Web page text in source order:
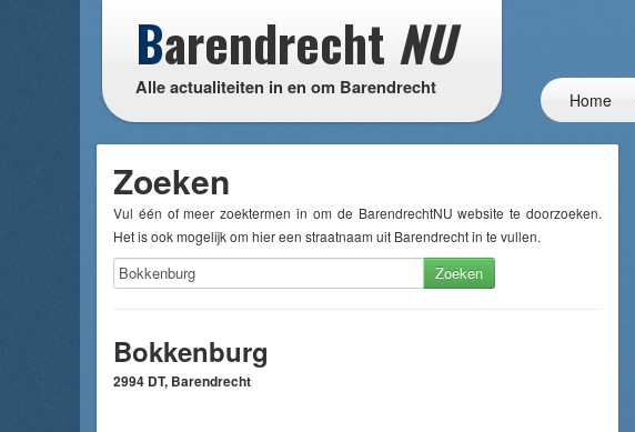
Barendrecht NU
Alle actualiteiten in en om Barendrecht
Home
Zoeken
Vul één of meer zoektermen in om de BarendrechtNU website te doorzoeken.
Het is ook mogelijk om hier een straatnaam uit Barendrecht in te vullen.
Zoeken
Bokkenburg
2994 DT, Barendrecht